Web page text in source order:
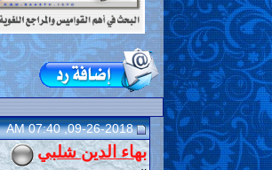
09-26-2018, 07:40 AM
بهاء الدين شلبي